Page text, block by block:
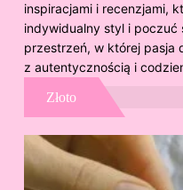
inspiracjami i recenzjami,
indywidualny styl i poczuć
przestrzeń, w której pasja
z autentycznością i
Złoto